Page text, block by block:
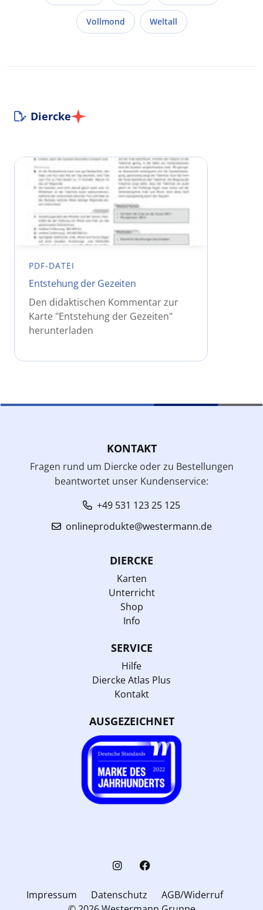
Vollmond Weltall
Diercke
PDF-DATEI
Entstehung der Gezeiten
Den didaktischen Kommentar zur
Karte "Entstehung der Gezeiten"
herunterladen
KONTAKT
Fragen rund um Diercke oder zu Bestellungen
beantwortet unser Kundenservice:
+49 531 123 25 125
onlineprodukte@westermann.de
DIERCKE
Karten
Unterricht
Shop
Info
SERVICE
Hilfe
Diercke Atlas Plus
Kontakt
AUSGEZEICHNET
Impressum Datenschutz
AGB/Widerruf